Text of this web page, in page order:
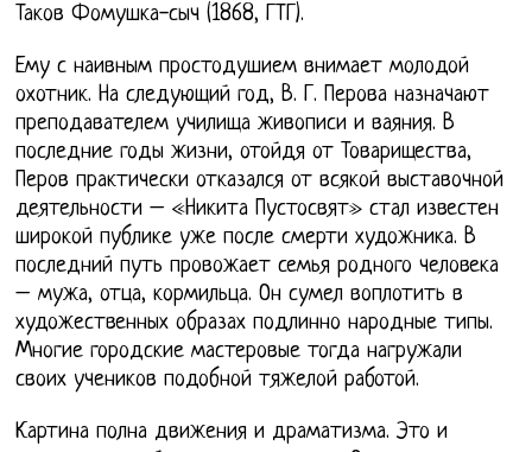
Таков Фомушка-сыч (1868, ГТГ).
Ему с наивным простодушием внимает молодой
охотник. На следующий год, В. Г. Перова назначают
преподавателем училища живописи и ваяния. В
последние годы жизни, отойдя от Товарищества,
Перов практически отказался от всякой выставочной
деятельности – «Никита Пустосвят» стал известен
широкой публике уже после смерти художника. В
последний путь провожает семья родного человека
– мужа, отца, кормильца. Он сумел воплотить в
художественных образах подлинно народные типы.
Многие городские мастеровые тогда нагружали
своих учеников подобной тяжелой работой.
Картина полна движения и драматизма. Это и